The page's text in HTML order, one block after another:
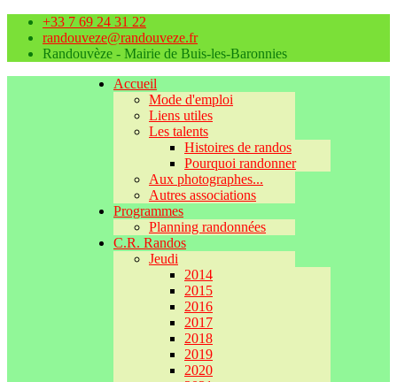
+33 7 69 24 31 22
randouveze@randouveze.fr
Randouvèze - Mairie de Buis-les-Baronnies
Accueil
Mode d'emploi
Liens utiles
Les talents
Histoires de randos
Pourquoi randonner
Aux photographes...
Autres associations
Programmes
Planning randonnées
C.R. Randos
Jeudi
2014
2015
2016
2017
2018
2019
2020